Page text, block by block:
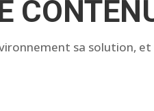
sa solution,